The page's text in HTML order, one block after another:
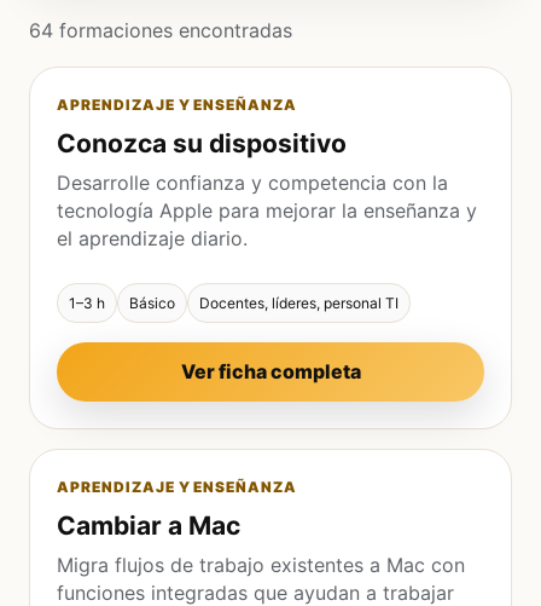
64 formaciones encontradas
APRENDIZAJE Y ENSEÑANZA
Conozca su dispositivo
Desarrolle confianza y competencia con la
tecnología Apple para mejorar la enseñanza y
el aprendizaje diario.
1–3 h Básico Docentes, líderes, personal TI
Ver ficha completa
APRENDIZAJE Y ENSEÑANZA
Cambiar a Mac
Migra flujos de trabajo existentes a Mac con
funciones integradas que ayudan a trabajar